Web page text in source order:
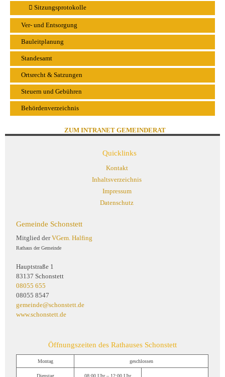
Sitzungsprotokolle
Ver- und Entsorgung
Bauleitplanung
Standesamt
Ortsrecht & Satzungen
Steuern und Gebühren
Behördenverzeichnis
ZUM INTRANET GEMEINDERAT
Quicklinks
Kontakt
Inhaltsverzeichnis
Impressum
Datenschutz
Gemeinde Schonstett
Mitglied derVGem. Halfing
Rathaus der Gemeinde
Hauptstraße 1
83137 Schonstett
08055 655
08055 8547
gemeinde@schonstett.de
www.schonstett.de
Öffnungszeiten des Rathauses Schonstett
Montag geschlossen